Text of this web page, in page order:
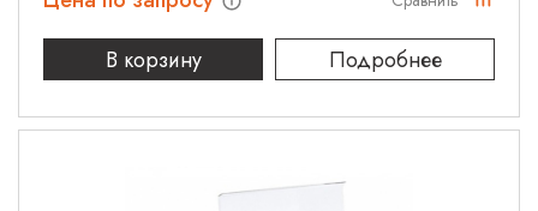
В корзину
Подробнее